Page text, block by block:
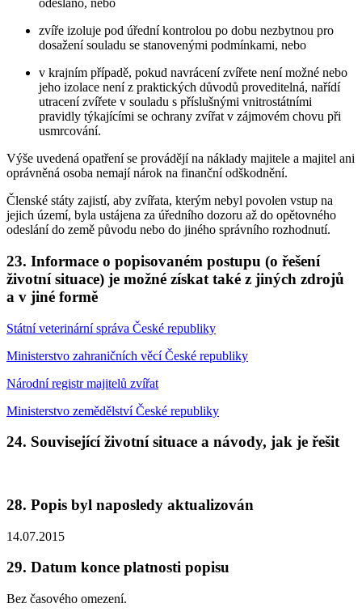
odesláno, nebo
zvíře izoluje pod úřední kontrolou po dobu nezbytnou pro
dosažení souladu se stanovenými podmínkami, nebo
v krajním případě, pokud navrácení zvířete není možné nebo
jeho izolace není z praktických důvodů proveditelná, nařídí
utracení zvířete v souladu s příslušnými vnitrostátními
pravidly týkajícími se ochrany zvířat v zájmovém chovu při
usmrcování.
Výše uvedená opatření se provádějí na náklady majitele a majitel ani
oprávněná osoba nemají nárok na finanční odškodnění.
Členské státy zajistí, aby zvířata, kterým nebyl povolen vstup na
jejich území, byla ustájena za úředního dozoru až do opětovného
odeslání do země původu nebo do jiného správního rozhodnutí.
23. Informace o popisovaném postupu (o řešení
životní situace) je možné získat také z jiných zdrojů
a v jiné formě
Státní veterinární správa České republiky
Ministerstvo zahraničních věcí České republiky
Národní registr majitelů zvířat
Ministerstvo zemědělství České republiky
24. Související životní situace a návody, jak je řešit
28. Popis byl naposledy aktualizován
14.07.2015
29. Datum konce platnosti popisu
Bez časového omezení.